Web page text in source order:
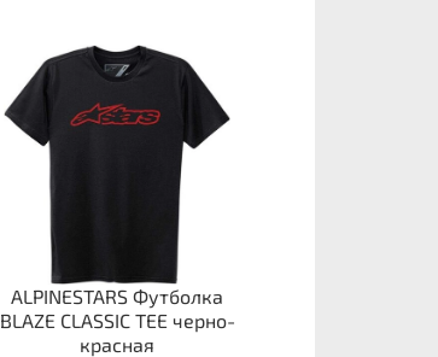
ALPINESTARS Футболка
BLAZE CLASSIC TEE черно-
красная